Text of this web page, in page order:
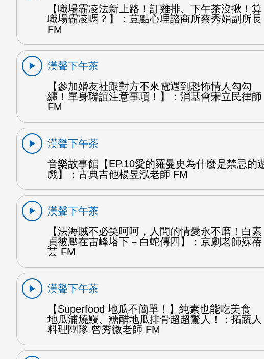
【職場霸凌法新上路！訂雞排、下午茶沒揪！算
職場霸凌嗎？】：荳點心理諮商所蔡秀娟副所長
FM
漢聲下午茶
【參加婚友社跟對方不來電遇到恐怖情人勾勾
纏！單身聯誼注意事項！】：消基會宋立民律師
FM
漢聲下午茶
音樂故事館【EP.10愛的羅曼史為什麼是禁忌的
戲】：古典吉他楊昱泓老師 FM
漢聲下午茶
【法海賊不必笑呵呵，人間的情愛永不磨！白素
貞被壓在雷峰塔下－白蛇傳四】：京劇老師蘇蓓
芸 FM
漢聲下午茶
【Superfood 地瓜不簡單！】純素也能吃美食
地瓜浦燒鰻、糖醋地瓜排骨超超驚人！：拓蔬人
料理團隊 曾秀微老師 FM